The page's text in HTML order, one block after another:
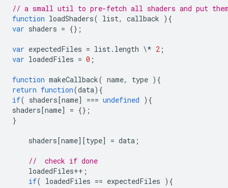
// a small util to pre-fetch all shaders and put
function loadShaders( list, callback ){
var shaders = {};
var expectedFiles = list. length \* 2 ;
var loadedFiles = 0 ;
function makeCallback( name, type ){
return function(data){
if( shaders [name] === undefined ){
shaders [name] = {};
}
shaders [name][type] = data ;
//  check if done
loadedFiles++ ;
if( loadedFiles == expectedFiles ){